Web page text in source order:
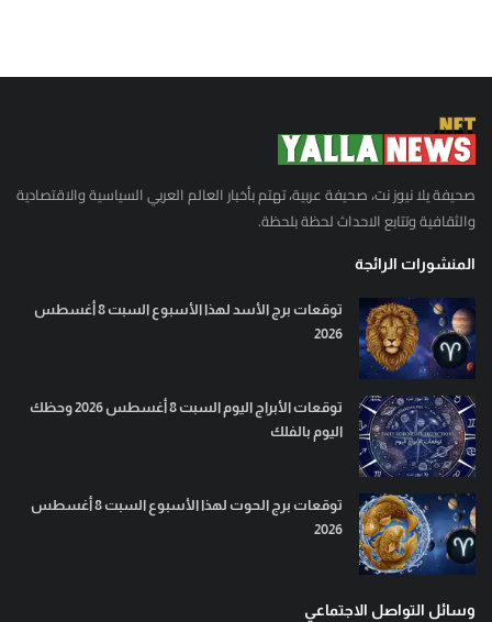
صحيفة يلا نيوز نت، صحيفة عربية، تهتم بأخبار العالم العربي السياسية والاقتصادية
والثقافية وتتابع الاحداث لحظة بلحظة.
المنشورات الرائجة
توقعات برج الأسد لهذا الأسبوع السبت 8 أغسطس
2026
توقعات الأبراج اليوم السبت 8 أغسطس 2026 وحظك
اليوم بالفلك
توقعات برج الحوت لهذا الأسبوع السبت 8 أغسطس
2026
وسائل التواصل الاجتماعي